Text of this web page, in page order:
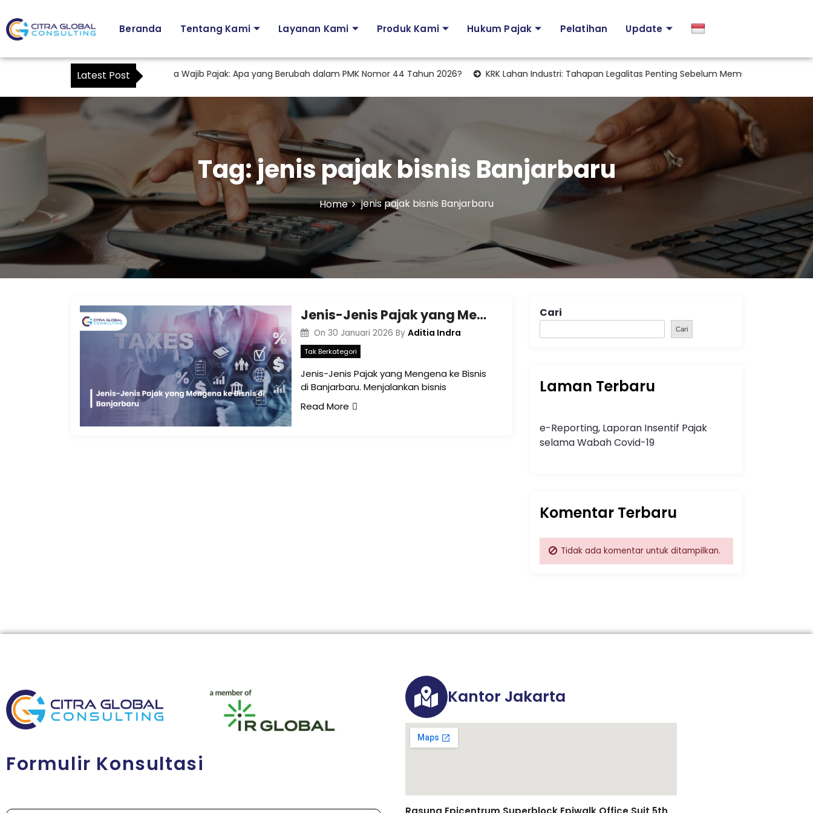
Beranda Tentang Kami Layanan Kami Produk Kami Hukum Pajak Pelatihan Update
Latest Post
Karyawan sebagai Kuasa Wajib Pajak: Apa yang Berubah dalam PMK Nomor 44 Tahun 2026? KRK Lahan Industri: Tahapan Legalitas Penting Sebelum Memulai Aktivitas Industri
Tag:jenis pajak bisnis Banjarbaru
Home jenis pajak bisnis Banjarbaru
Jenis-Jenis Pajak yang Mengena ke Bisnis di Banjarbaru
On 30 Januari 2026 By Aditia Indra
Tak Berkategori
Jenis-Jenis Pajak yang Mengena ke Bisnis
di Banjarbaru. Menjalankan bisnis
Read More
Cari
Cari
Laman Terbaru
e-Reporting, Laporan Insentif Pajak
selama Wabah Covid-19
Komentar Terbaru
Tidak ada komentar untuk ditampilkan.
Formulir Konsultasi
N
Kantor Jakarta